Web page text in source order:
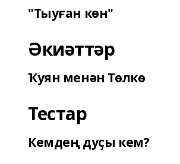
"Тыуған көн"
Әкиәттәр
Ҡуян менән Төлкө
Тестар
Кемдең дуҫы кем?